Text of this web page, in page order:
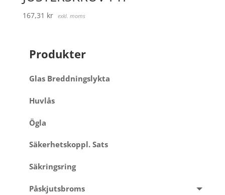
167,31 kr exkl. moms
Produkter
Glas Breddningslykta
Huvlås
Ögla
Säkerhetskoppl. Sats
Säkringsring
Påskjutsbroms